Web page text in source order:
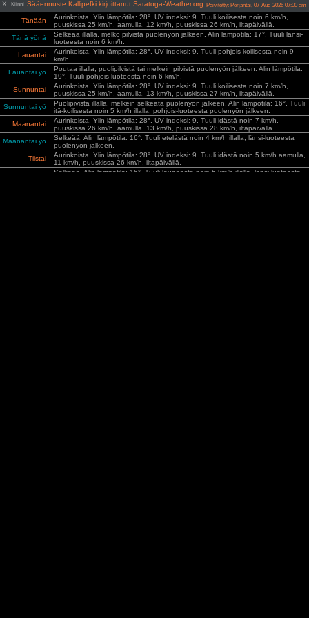
X Kiinni Sääennuste Kallipefki kirjoittanut Saratoga-Weather.org Päivitetty: Perjantai, 07-Aug-2026 07:00 am
Tänään
Aurinkoista. Ylin lämpötila: 28°. UV indeksi: 9. Tuuli koilisesta noin 6 km/h,
puuskissa 25 km/h, aamulla, 12 km/h, puuskissa 26 km/h, iltapäivällä.
Tänä yönä
Selkeää illalla, melko pilvistä puolenyön jälkeen. Alin lämpötila: 17°. Tuuli länsi-
luoteesta noin 6 km/h.
Lauantai
Aurinkoista. Ylin lämpötila: 28°. UV indeksi: 9. Tuuli pohjois-koilisesta noin 9
km/h.
Lauantai yö
Poutaa illalla, puolipilvistä tai melkein pilvistä puolenyön jälkeen. Alin lämpötila:
19°. Tuuli pohjois-luoteesta noin 6 km/h.
Sunnuntai
Aurinkoista. Ylin lämpötila: 28°. UV indeksi: 9. Tuuli koilisesta noin 7 km/h,
puuskissa 25 km/h, aamulla, 13 km/h, puuskissa 27 km/h, iltapäivällä.
Sunnuntai yö
Puolipivistä illalla, melkein selkeätä puolenyön jälkeen. Alin lämpötila: 16°. Tuuli
itä-koilisesta noin 5 km/h illalla, pohjois-luoteesta puolenyön jälkeen.
Maanantai
Aurinkoista. Ylin lämpötila: 28°. UV indeksi: 9. Tuuli idästä noin 7 km/h,
puuskissa 26 km/h, aamulla, 13 km/h, puuskissa 28 km/h, iltapäivällä.
Maanantai yö
Selkeää. Alin lämpötila: 16°. Tuuli etelästä noin 4 km/h illalla, länsi-luoteesta
puolenyön jälkeen.
Tiistai
Aurinkoista. Ylin lämpötila: 28°. UV indeksi: 9. Tuuli idästä noin 5 km/h aamulla,
11 km/h, puuskissa 26 km/h, iltapäivällä.
Selkeää. Alin lämpötila: 16°. Tuuli lounaasta noin 5 km/h illalla, länsi-luoteesta